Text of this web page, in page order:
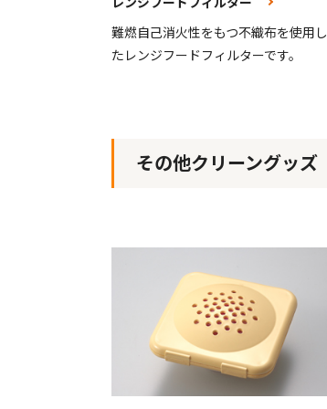
難燃自己消火性をもつ不織布を使用し
たレンジフードフィルターです。
その他クリーングッズ